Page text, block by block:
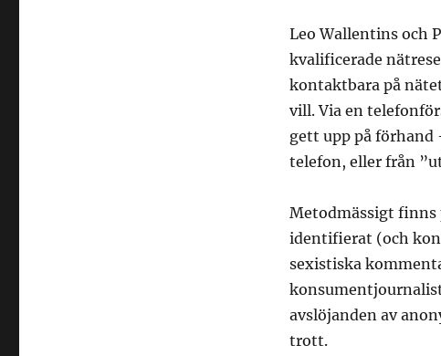
Leo Wallentins och
kvalificerade
kontaktbara på
vill. Via en
gett upp på förhand
telefon, eller från
Metodmässigt
identifierat (och
sexistiska
avslöjanden av
trott.